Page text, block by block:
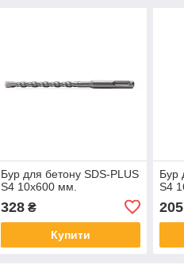
Бур для бетону SDS-PLUS
S4 10x600 мм.
328₴
Купити
Бур
S4
205